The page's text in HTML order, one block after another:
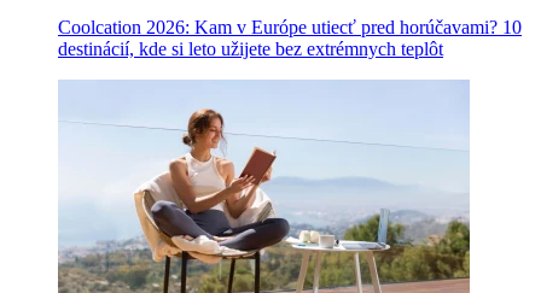
Coolcation 2026: Kam v Európe utiecť pred horúčavami? 10
destinácií, kde si leto užijete bez extrémnych teplôt